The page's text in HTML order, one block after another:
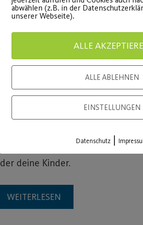
am 22.
für dich
deine Kinder.
WEITERLESEN
abwählen (z.B. in der
unserer Webseite).
ALLE
ALLE ABLEHNEN
EINSTELLUNGEN
Datenschutz |